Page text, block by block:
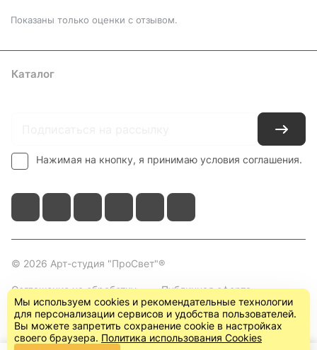
Показаны только оценки с отзывом.
Каталог
Нажимая на кнопку, я принимаю условия соглашения.
© 2026 Арт-студия "ПроСвет"®
Соглашение на обработку
персональных данных
Публичная оферта
(пользовательское
соглашение)
Мы используем cookies и рекомендательные технологии
для персонализации сервисов и удобства пользователей.
Вы можете запретить сохранение cookie в настройках
своего браузера. Политика использования Cookies